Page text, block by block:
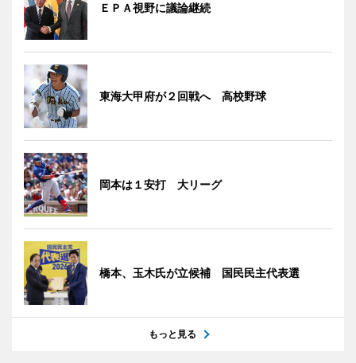
ＥＰＡ視野に議論継続
東海大甲府が２回戦へ 高校野球
岡本は１安打 大リーグ
橋本、玉木氏が立候補 国民民主代表選
もっと見る